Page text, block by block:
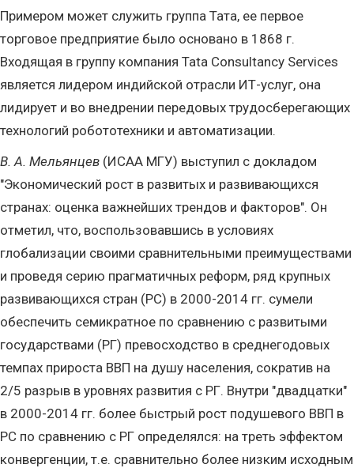
Примером может служить группа Тата, ее первое
торговое предприятие было основано в 1868 г.
Входящая в группу компания Tata Consultancy Services
является лидером индийской отрасли ИТ-услуг, она
лидирует и во внедрении передовых трудосберегающих
технологий робототехники и автоматизации.
В. А. Мельянцев (ИСАА МГУ) выступил с докладом
"Экономический рост в развитых и развивающихся
странах: оценка важнейших трендов и факторов". Он
отметил, что, воспользовавшись в условиях
глобализации своими сравнительными преимуществами
и проведя серию прагматичных реформ, ряд крупных
развивающихся стран (РС) в 2000-2014 гг. сумели
обеспечить семикратное по сравнению с развитыми
государствами (РГ) превосходство в среднегодовых
темпах прироста ВВП на душу населения, сократив на
2/5 разрыв в уровнях развития с РГ. Внутри "двадцатки"
в 2000-2014 гг. более быстрый рост подушевого ВВП в
РС по сравнению с РГ определялся: на треть эффектом
конвергенции, т.е. сравнительно более низким исходным